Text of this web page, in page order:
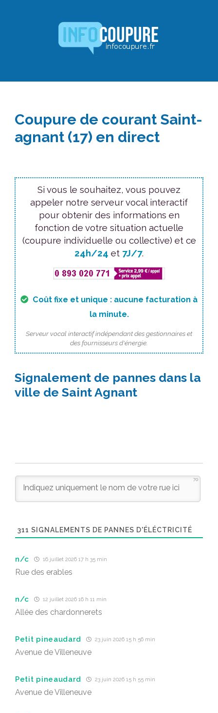
Coupure de courant Saint-
agnant (17) en direct
Si vous le souhaitez, vous pouvez
appeler notre serveur vocal interactif
pour obtenir des informations en
fonction de votre situation actuelle
(coupure individuelle ou collective) et ce
24h/24 et 7J/7.
Coût fixe et unique : aucune facturation à
la minute.
Serveur vocal interactif indépendant des gestionnaires et
des fournisseurs d'énergie.
Signalement de pannes dans la
ville de Saint Agnant
70
311 SIGNALEMENTS DE PANNES D'ÉLÉCTRICITÉ
n/c 16 juillet 2026 17 h 35 min
Rue des erables
n/c 12 juillet 2026 16 h 11 min
Allée des chardonnerets
Petit pineaudard 23 juin 2026 15 h 56 min
Avenue de Villeneuve
Petit pineaudard 23 juin 2026 15 h 55 min
Avenue de Villeneuve